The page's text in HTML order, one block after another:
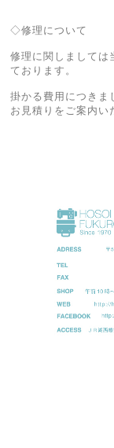
◇修理について
修理に関しましては
ております。
掛かる費用につきま
お見積りをご案内い